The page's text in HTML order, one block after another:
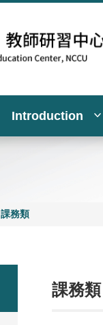
Introduction
課務類
課務類